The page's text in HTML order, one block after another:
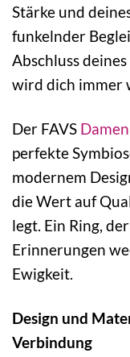
Stärke und
funkelnder
Abschluss
wird dich immer
Der FAVS
perfekte
modernem
die Wert auf
legt. Ein Ring,
Erinnerungen
Ewigkeit.
Design und
Verbindung